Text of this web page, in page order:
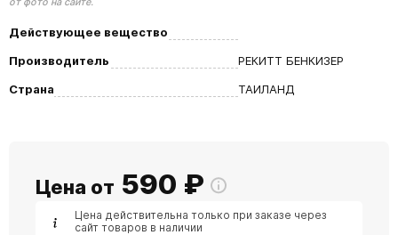
Действующее вещество
Производитель
РЕКИТТ БЕНКИЗЕР
Страна
ТАИЛАНД
Цена от 590 ₽
Цена действительна только при заказе через
сайт товаров в наличии